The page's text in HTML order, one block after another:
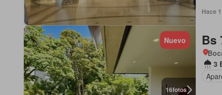
Hace
16fotos
Nuevo Bs
3